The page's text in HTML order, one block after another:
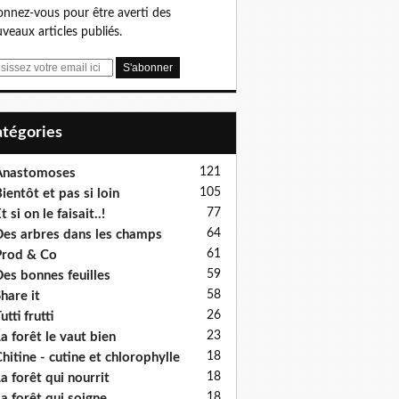
vous pour être averti des
articles publiés.
121
et pas si loin 105
si on le faisait..! 77
arbres dans les champs 64
& Co 61
bonnes feuilles 59
it 58
frutti 26
forêt le vaut bien 23
- cutine et chlorophylle 18
forêt qui nourrit 18